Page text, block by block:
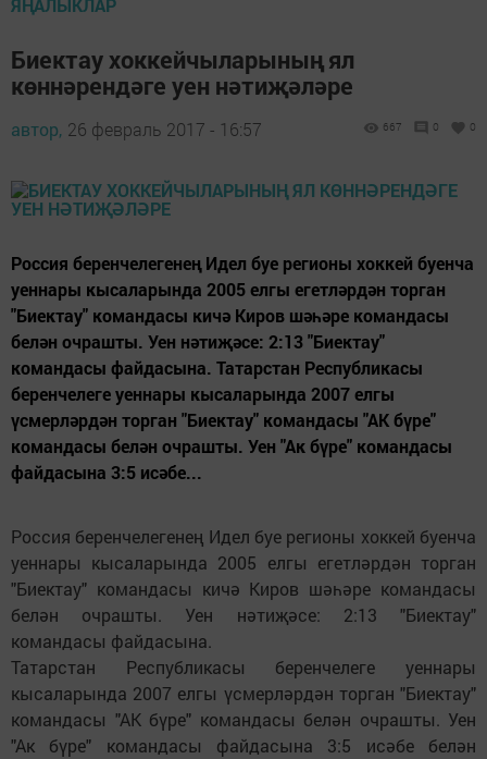
ЯҢАЛЫКЛАР
Биектау хоккейчыларының ял
көннәрендәге уен нәтиҗәләре
автор, 26 февраль 2017 - 16:57 667 0 0
Россия беренчелегенең Идел буе регионы хоккей буенча
уеннары кысаларында 2005 елгы егетләрдән торган
"Биектау" командасы кичә Киров шәһәре командасы
белән очрашты. Уен нәтиҗәсе: 2:13 "Биектау"
командасы файдасына. Татарстан Республикасы
беренчелеге уеннары кысаларында 2007 елгы
үсмерләрдән торган "Биектау" командасы "АК бүре"
командасы белән очрашты. Уен "Ак бүре" командасы
файдасына 3:5 исәбе...
Россия беренчелегенең Идел буе регионы хоккей буенча
уеннары кысаларында 2005 елгы егетләрдән торган
"Биектау" командасы кичә Киров шәһәре командасы
белән очрашты. Уен нәтиҗәсе: 2:13 "Биектау"
командасы файдасына.
Татарстан Республикасы беренчелеге уеннары
кысаларында 2007 елгы үсмерләрдән торган "Биектау"
командасы "АК бүре" командасы белән очрашты. Уен
"Ак бүре" командасы файдасына 3:5 исәбе белән